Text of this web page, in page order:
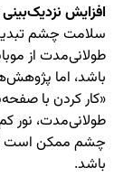
افزایش
سلامت چشم
طولانی‌مدت از
باشد، اما
«کار کردن با
طولانی‌مدت، نور
چشم ممکن است
باشد.